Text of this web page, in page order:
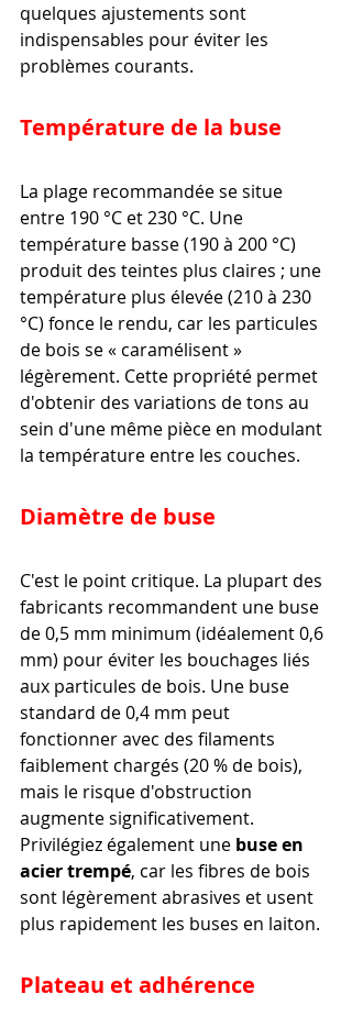
quelques ajustements sont
indispensables pour éviter les
problèmes courants.
Température de la buse
La plage recommandée se situe
entre 190 °C et 230 °C. Une
température basse (190 à 200 °C)
produit des teintes plus claires ; une
température plus élevée (210 à 230
°C) fonce le rendu, car les particules
de bois se « caramélisent »
légèrement. Cette propriété permet
d'obtenir des variations de tons au
sein d'une même pièce en modulant
la température entre les couches.
Diamètre de buse
C'est le point critique. La plupart des
fabricants recommandent une buse
de 0,5 mm minimum (idéalement 0,6
mm) pour éviter les bouchages liés
aux particules de bois. Une buse
standard de 0,4 mm peut
fonctionner avec des filaments
faiblement chargés (20 % de bois),
mais le risque d'obstruction
augmente significativement.
Privilégiez également une buse en
acier trempé, car les fibres de bois
sont légèrement abrasives et usent
plus rapidement les buses en laiton.
Plateau et adhérence